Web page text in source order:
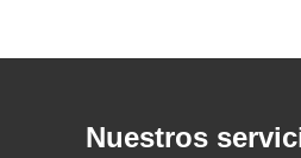
Nuestros